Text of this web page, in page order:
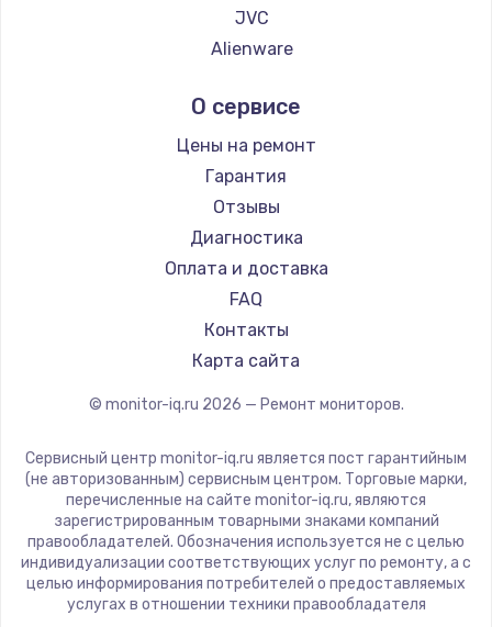
JVC
Alienware
Thunderobot
Hisense
АОС
Ardor
Machenike
iru
Titan Army
iFFALCON
Dahua
О сервисе
Цены на ремонт
Гарантия
Отзывы
Диагностика
Оплата и доставка
FAQ
Контакты
Карта сайта
© monitor-iq.ru 2026 — Ремонт мониторов.
Сервисный центр monitor-iq.ru является пост гарантийным
(не авторизованным) сервисным центром. Торговые марки,
перечисленные на сайте monitor-iq.ru, являются
зарегистрированным товарными знаками компаний
правообладателей. Обозначения используется не с целью
индивидуализации соответствующих услуг по ремонту, а с
целью информирования потребителей о предоставляемых
услугах в отношении техники правообладателя